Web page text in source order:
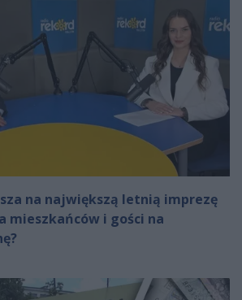
na największą letnią imprezę
mieszkańców i gości na